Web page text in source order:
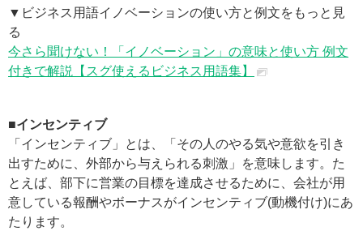
▼ビジネス用語イノベーションの使い方と例文をもっと見
る
今さら聞けない！「イノベーション」の意味と使い方 例文
付きで解説【スグ使えるビジネス用語集】
■インセンティブ
「インセンティブ」とは、「その人のやる気や意欲を引き
出すために、外部から与えられる刺激」を意味します。た
とえば、部下に営業の目標を達成させるために、会社が用
意している報酬やボーナスがインセンティブ(動機付け)にあ
たります。